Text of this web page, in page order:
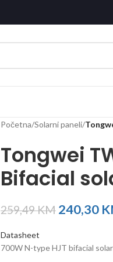
Početna/Solarni paneli/
Tongwei
Bifacial
259,49KM 240,30
Datasheet
700W N-type HJT bifacial